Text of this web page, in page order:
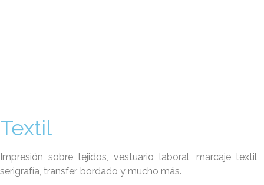
Textil
Impresión sobre tejidos, vestuario laboral, marcaje textil,
serigrafía, transfer, bordado y mucho más.